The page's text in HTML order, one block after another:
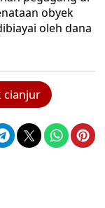
obyek
oleh dana
cianjur